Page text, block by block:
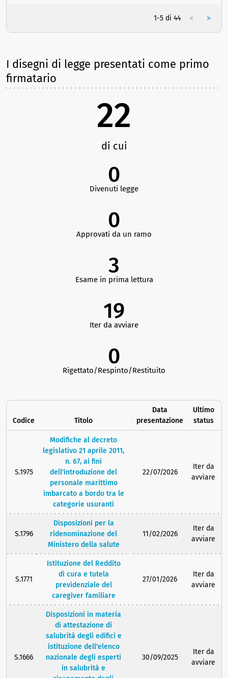
1-5 di 44 < >
I disegni di legge presentati come primo
firmatario
22
di cui
0
Divenuti legge
0
Approvati da un ramo
3
Esame in prima lettura
19
Iter da avviare
0
Rigettato/Respinto/Restituito
Codice Titolo
Data
presentazione
Ultimo
status
S.1975
Modifiche al decreto
legislativo 21 aprile 2011,
n. 67, ai fini
dell'introduzione del
personale marittimo
imbarcato a bordo tra le
categorie usuranti
22/07/2026
Iter da
avviare
S.1796
Disposizioni per la
ridenominazione del
Ministero della salute
11/02/2026
Iter da
avviare
S.1771
Istituzione del Reddito
di cura e tutela
previdenziale del
caregiver familiare
27/01/2026
Iter da
avviare
S.1666
Disposizioni in materia
di attestazione di
salubrità degli edifici e
istituzione dell'elenco
nazionale degli esperti
in salubrità e
30/09/2025
Iter da
avviare